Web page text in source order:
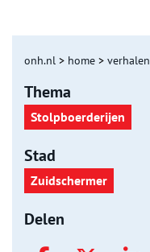
onh.nl > home > verhalen
Thema
Stolpboerderijen
Stad
Zuidschermer
Delen